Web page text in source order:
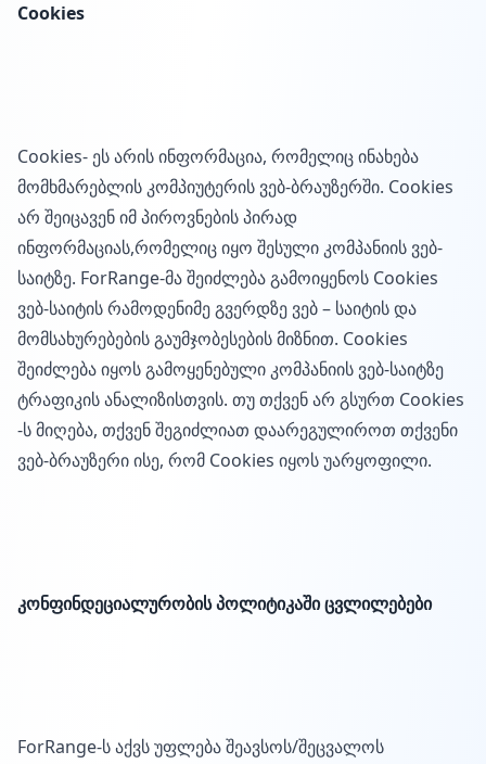
Cookies
Cookies- ეს არის ინფორმაცია, რომელიც ინახება
მომხმარებლის კომპიუტერის ვებ-ბრაუზერში. Cookies
არ შეიცავენ იმ პიროვნების პირად
ინფორმაციას,რომელიც იყო შესული კომპანიის ვებ-
საიტზე. ForRange-მა შეიძლება გამოიყენოს Cookies
ვებ-საიტის რამოდენიმე გვერდზე ვებ – საიტის და
მომსახურებების გაუმჯობესების მიზნით. Cookies
შეიძლება იყოს გამოყენებული კომპანიის ვებ-საიტზე
ტრაფიკის ანალიზისთვის. თუ თქვენ არ გსურთ Cookies
-ს მიღება, თქვენ შეგიძლიათ დაარეგულიროთ თქვენი
ვებ-ბრაუზერი ისე, რომ Cookies იყოს უარყოფილი.
კონფინდეციალურობის პოლიტიკაში ცვლილებები
ForRange-ს აქვს უფლება შეავსოს/შეცვალოს